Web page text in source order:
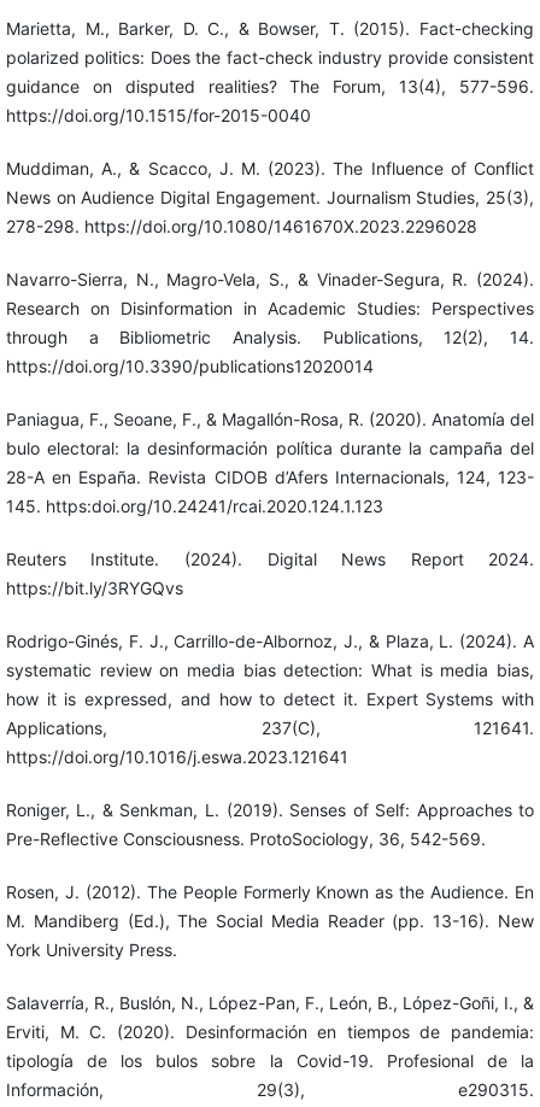
Marietta, M., Barker, D. C., & Bowser, T. (2015). Fact-checking
polarized politics: Does the fact-check industry provide consistent
guidance on disputed realities? The Forum, 13(4), 577-596.
https://doi.org/10.1515/for-2015-0040
Muddiman, A., & Scacco, J. M. (2023). The Influence of Conflict
News on Audience Digital Engagement. Journalism Studies, 25(3),
278-298. https://doi.org/10.1080/1461670X.2023.2296028
Navarro-Sierra, N., Magro-Vela, S., & Vinader-Segura, R. (2024).
Research on Disinformation in Academic Studies: Perspectives
through a Bibliometric Analysis. Publications, 12(2), 14.
https://doi.org/10.3390/publications12020014
Paniagua, F., Seoane, F., & Magallón-Rosa, R. (2020). Anatomía del
bulo electoral: la desinformación política durante la campaña del
28-A en España. Revista CIDOB d’Afers Internacionals, 124, 123-
145. https:doi.org/10.24241/rcai.2020.124.1.123
Reuters Institute. (2024). Digital News Report 2024.
https://bit.ly/3RYGQvs
Rodrigo-Ginés, F. J., Carrillo-de-Albornoz, J., & Plaza, L. (2024). A
systematic review on media bias detection: What is media bias,
how it is expressed, and how to detect it. Expert Systems with
Applications, 237(C), 121641.
https://doi.org/10.1016/j.eswa.2023.121641
Roniger, L., & Senkman, L. (2019). Senses of Self: Approaches to
Pre-Reflective Consciousness. ProtoSociology, 36, 542-569.
Rosen, J. (2012). The People Formerly Known as the Audience. En
M. Mandiberg (Ed.), The Social Media Reader (pp. 13-16). New
York University Press.
Salaverría, R., Buslón, N., López-Pan, F., León, B., López-Goñi, I., &
Erviti, M. C. (2020). Desinformación en tiempos de pandemia:
tipología de los bulos sobre la Covid-19. Profesional de la
Información, 29(3), e290315.